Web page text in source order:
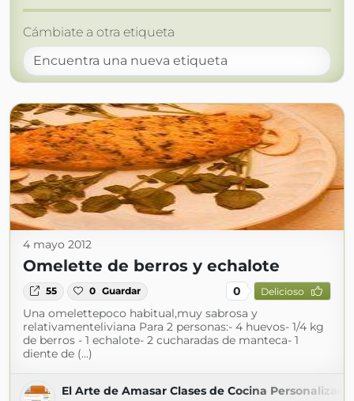
Cámbiate a otra etiqueta
4 mayo 2012
Omelette de berros y echalote
55 0 Guardar 0 Delicioso
Una omelettepoco habitual,muy sabrosa y
relativamenteliviana Para 2 personas:- 4 huevos- 1/4 kg
de berros - 1 echalote- 2 cucharadas de manteca- 1
diente de (...)
El Arte de Amasar Clases de Cocina